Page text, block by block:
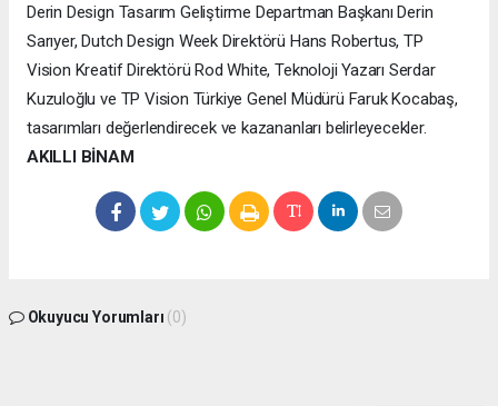
Derin Design Tasarım Geliştirme Departman Başkanı Derin
Sarıyer, Dutch Design Week Direktörü Hans Robertus, TP
Vision Kreatif Direktörü Rod White, Teknoloji Yazarı Serdar
Kuzuloğlu ve TP Vision Türkiye Genel Müdürü Faruk Kocabaş,
tasarımları değerlendirecek ve kazananları belirleyecekler.
AKILLI BİNAM
Okuyucu Yorumları (0)